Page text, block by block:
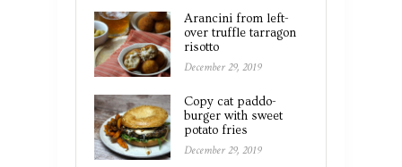
Arancini from left-
over truffle tarragon
risotto
December 29, 2019
Copy cat paddo-
burger with sweet
potato fries
December 29, 2019